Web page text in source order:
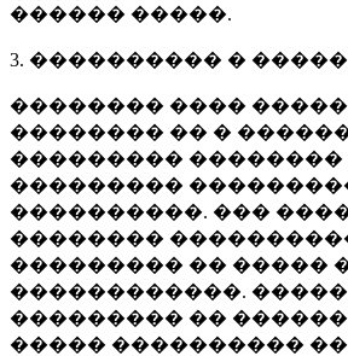
������ �����.
3. ���������� �
�������� ����
�������� �� �
��������� ��������
���������
����������. ���
��������
��������� �� �����
������������.
��������� ��
����� ����������